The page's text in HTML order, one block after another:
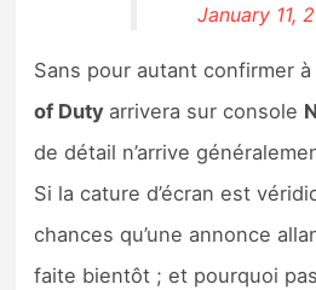
January 11,
Sans pour autant confirmer à
of Duty arrivera sur console
de détail n’arrive
Si la cature d’écran est
chances qu’une annonce
faite bientôt ; et pourquoi